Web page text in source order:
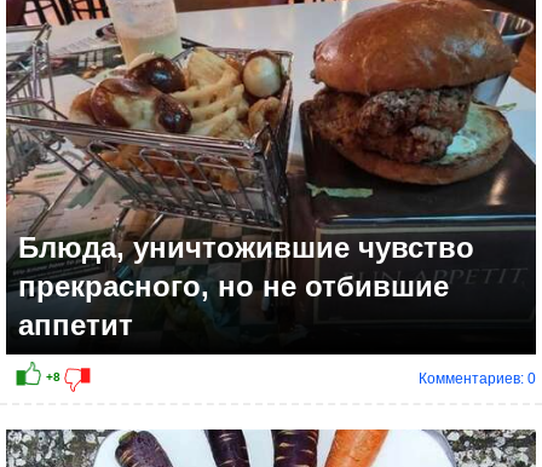
+5
Блюда, уничтожившие чувство
прекрасного, но не отбившие
аппетит
Комментариев: 0